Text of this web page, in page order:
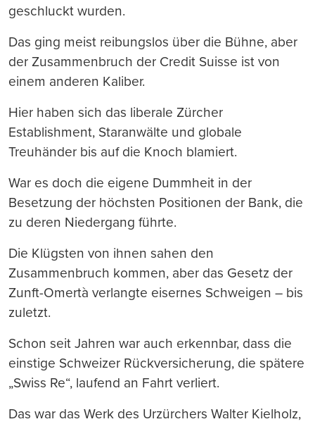
geschluckt wurden.
Das ging meist reibungslos über die Bühne, aber
der Zusammenbruch der Credit Suisse ist von
einem anderen Kaliber.
Hier haben sich das liberale Zürcher
Establishment, Staranwälte und globale
Treuhänder bis auf die Knoch blamiert.
War es doch die eigene Dummheit in der
Besetzung der höchsten Positionen der Bank, die
zu deren Niedergang führte.
Die Klügsten von ihnen sahen den
Zusammenbruch kommen, aber das Gesetz der
Zunft-Omertà verlangte eisernes Schweigen – bis
zuletzt.
Schon seit Jahren war auch erkennbar, dass die
einstige Schweizer Rückversicherung, die spätere
„Swiss Re“, laufend an Fahrt verliert.
Das war das Werk des Urzürchers Walter Kielholz,